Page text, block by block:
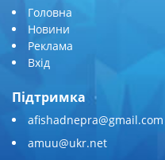
Головна
Новини
Реклама
Вхід
Підтримка
afishadnepra@gmail.com
amuu@ukr.net